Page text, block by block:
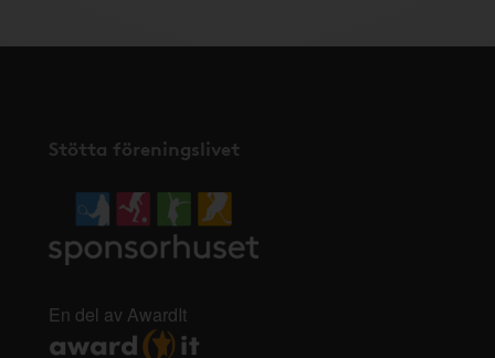
Stötta föreningslivet
En del av AwardIt